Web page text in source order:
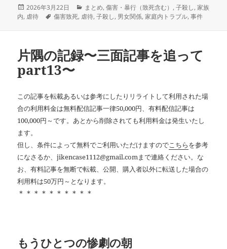
投
稿
2026年3月22日
カ
テ
まとめ,傷害・暴行（致死含む） ,子殺し,家族
内, 虐待
タ
傷害致死, 虐待,子殺し, 男女関係,家庭内トラブル,事件
片隅の記録〜三面記事を追って
part13〜
この記事を転載あるいは参考にしたりリライトして利用された場
合の利用料金は無料配信記事一律50,000円、有料配信記事は
100,000円～です。あとから削除されても利用料金は発生いたし
ます。
但し、条件によって無料でご利用いただけますのでこちらを参考
になさるか、jikencase1112@gmail.comまで連絡ください。な
お、有料記事を無断で転載、公開、購入者以外に転送した場合の
利用料は50万円～となります。
＊＊＊＊＊＊＊＊＊＊
もうひとつの惨劇の朝